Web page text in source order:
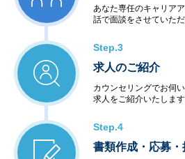
あなた専任のキャリア
話で面談をさせていただ
Step.3
求人のご紹介
カウンセリングでお伺
求人をご紹介いたします
Step.4
書類作成・応募・